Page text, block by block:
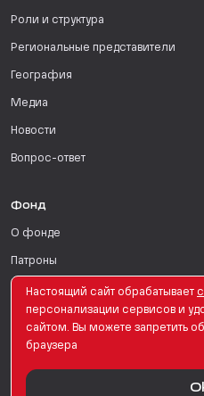
Роли и структура
Региональные представители
География
Медиа
Новости
Вопрос-ответ
Фонд
О фонде
Патроны
Поддержать
Для СМИ
Настоящий сайт обрабатывает
персонализации сервисов и
сайтом. Вы можете запретить
браузера